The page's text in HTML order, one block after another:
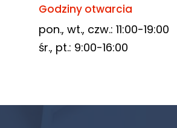
Godziny otwarcia
pon., wt., czw.: 11:00-19:00
śr., pt.: 9:00-16:00